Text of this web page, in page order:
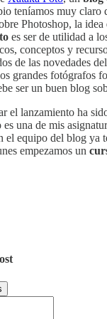
teníamos muy claro
Photoshop, la
es ser de utilidad a
conceptos y
de las novedades
grandes fotógrafos
ser un buen blog
el lanzamiento ha
una de mis
el equipo del blog ya
empezamos un